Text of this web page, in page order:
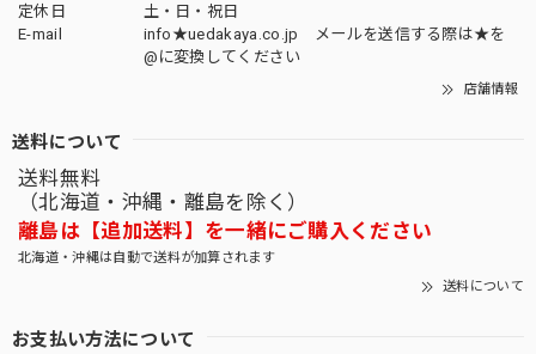
定休日
土・日・祝日
E-mail
info★uedakaya.co.jp メールを送信する際は★を
@に変換してください
店舗情報
送料について
送料無料
（北海道・沖縄・離島を除く）
離島は【追加送料】を一緒にご購入ください
北海道・沖縄は自動で送料が加算されます
送料について
お支払い方法について